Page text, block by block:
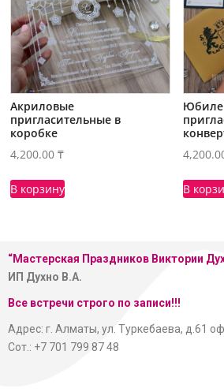
Акриловые
пригласительные в
коробке
4,200.00₸
В корзину В
“Мастерская Праздников Виктории
ИП Духно В.А.
Все встречи строго по записи!!!
Адрес: г. Алматы, ул. Туркебаева, д.61
Сот.: +7 701 799 87 48